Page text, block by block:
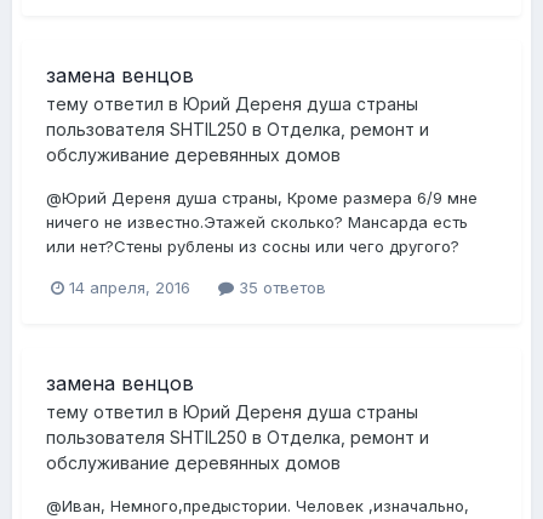
замена венцов
тему ответил в Юрий Дереня душа страны
пользователя SHTIL250 в Отделка, ремонт и
обслуживание деревянных домов
@Юрий Дереня душа страны, Кроме размера 6/9 мне
ничего не известно.Этажей сколько? Мансарда есть
или нет?Стены рублены из сосны или чего другого?
14 апреля, 2016 35 ответов
замена венцов
тему ответил в Юрий Дереня душа страны
пользователя SHTIL250 в Отделка, ремонт и
обслуживание деревянных домов
@Иван, Немного,предыстории. Человек ,изначально,